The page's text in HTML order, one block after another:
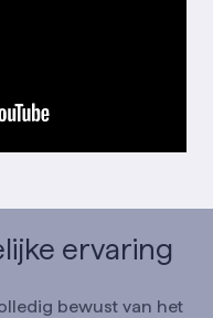
ervaring
bewust van het